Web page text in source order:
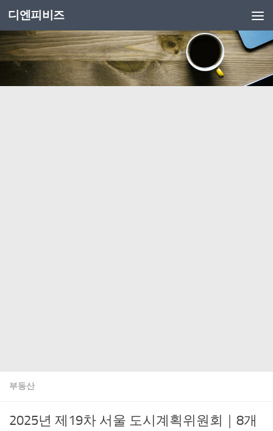
Skip to content
디엔피비즈
부동산
2025년 제19차 서울 도시계획위원회｜8개